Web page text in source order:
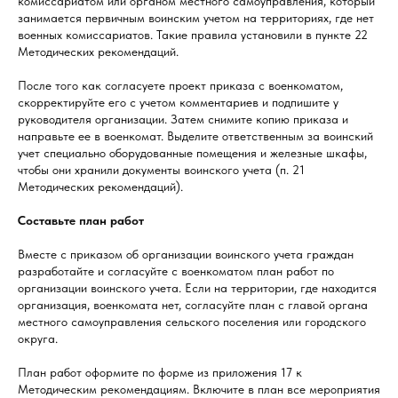
занимается первичным воинским учетом на территориях, где нет
военных комиссариатов. Такие правила установили в пункте 22
Методических рекомендаций.
После того как согласуете проект приказа с военкоматом,
скорректируйте его с учетом комментариев и подпишите у
руководителя организации. Затем снимите копию приказа и
направьте ее в военкомат. Выделите ответственным за воинский
учет специально оборудованные помещения и железные шкафы,
чтобы они хранили документы воинского учета (п. 21
Методических рекомендаций).
Составьте план работ
Вместе с приказом об организации воинского учета граждан
разработайте и согласуйте с военкоматом план работ по
организации воинского учета. Если на территории, где находится
организация, военкомата нет, согласуйте план с главой органа
местного самоуправления сельского поселения или городского
округа.
План работ оформите по форме из приложения 17 к
Методическим рекомендациям. Включите в план все мероприятия